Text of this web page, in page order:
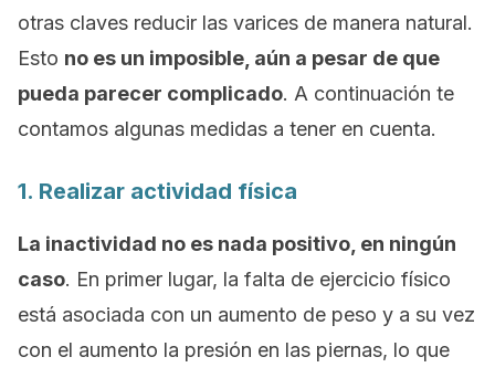
otras claves reducir las varices de manera natural.
Esto no es un imposible, aún a pesar de que
pueda parecer complicado. A continuación te
contamos algunas medidas a tener en cuenta.
1. Realizar actividad física
La inactividad no es nada positivo, en ningún
caso. En primer lugar, la falta de ejercicio físico
está asociada con un aumento de peso y a su vez
con el aumento la presión en las piernas, lo que